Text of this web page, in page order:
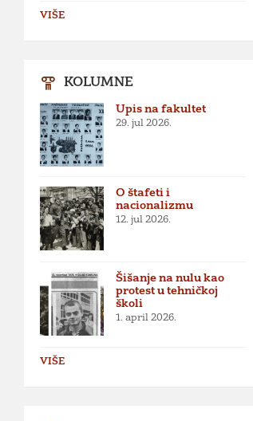
VIŠE
KOLUMNE
Upis na fakultet
29. jul 2026.
O štafeti i
nacionalizmu
12. jul 2026.
Šišanje na nulu kao
protest u tehničkoj
školi
1. april 2026.
VIŠE